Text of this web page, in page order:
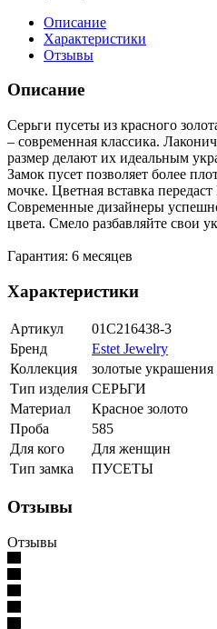
Описание
Характеристики
Отзывы
Описание
Серьги пусеты из красного
– современная классика.
размер делают их идеальным
Замок пусет позволяет более
мочке. Цветная вставка
Современные дизайнеры
цвета. Смело разбавляйте свои
Гарантия: 6 месяцев
Характеристики
Артикул
01С216438-3
Бренд
Estet Jewelry
Коллекция
золотые украшения
Тип изделия СЕРЬГИ
Материал
Красное золото
Проба
585
Для кого
Для женщин
Тип замка
ПУСЕТЫ
Отзывы
Отзывы